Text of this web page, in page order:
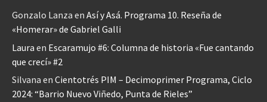
Gonzalo Lanza en Así y Asá. Programa 10. Reseña de
«Homerar» de Gabriel Galli
Laura en Escaramujo #6: Columna de historia «Fue cantando
que crecí» #2
Silvana en Cientotrés PIM – Decimoprimer Programa, Ciclo
2024: “Barrio Nuevo Viñedo, Punta de Rieles”